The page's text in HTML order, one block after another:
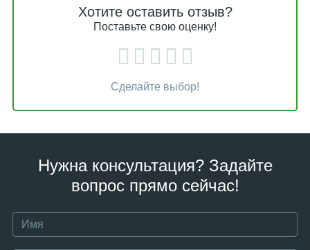
Хотите оставить отзыв?
Поставьте свою оценку!
Сделайте выбор!
Нужна консультация? Задайте
вопрос прямо сейчас!